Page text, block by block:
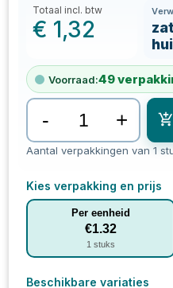
Totaal incl. btw
€ 1,32
Voorraad:49
- +
Aantal verpakkingen van 1
Kies verpakking en prijs
Per eenheid
€1.32
1 stuks
Beschikbare variaties